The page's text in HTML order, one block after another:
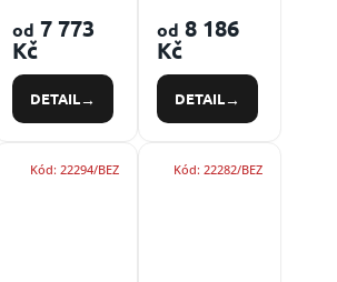
od 7 773
Kč
DETAIL
od 8 186
Kč
DETAIL
Kód: 22294/BEZ Kód: 22282/BEZ